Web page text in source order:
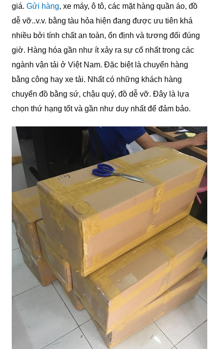
giá. Gửi hàng, xe máy, ô tô, các mặt hàng quần áo, đồ
dễ vỡ..v.v. bằng tàu hỏa hiện đang được ưu tiên khá
nhiều bởi tính chất an toàn, ổn định và tương đối đúng
giờ. Hàng hóa gần như ít xảy ra sự cố nhất trong các
ngành vận tải ở Việt Nam. Đặc biệt là chuyển hàng
bằng công hay xe tải. Nhất có những khách hàng
chuyển đồ bằng sứ, chậu quý, đồ dễ vỡ. Đây là lựa
chọn thứ hạng tốt và gần như duy nhất để đảm bảo.